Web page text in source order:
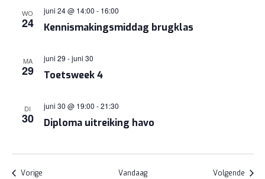
WO
24 Kennismakingsmiddag brugklas
juni 24 @ 14:00 - 16:00
MA
29 Toetsweek 4
juni 29 -juni 30
DI
30 Diploma uitreiking havo
juni 30 @ 19:00 -21:30
VorigeEvenementen Vandaag Volgende